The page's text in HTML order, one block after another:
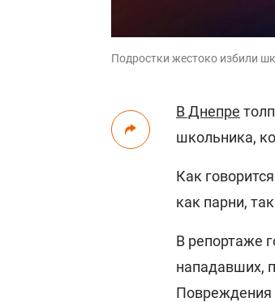
Подростки жестоко избили
В Днепре
школьника,
Как
как парни,
В репортаже
нападавших,
Повреждения